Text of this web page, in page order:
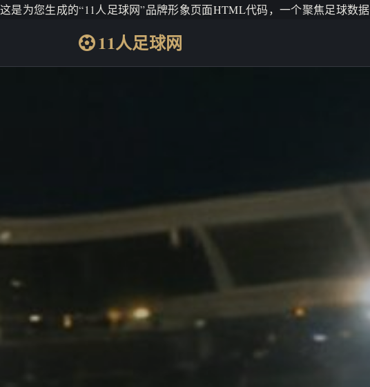
这是为您生成的“11人足球网”品牌形象页面HTML代码，一个聚焦足球数
11人足球网